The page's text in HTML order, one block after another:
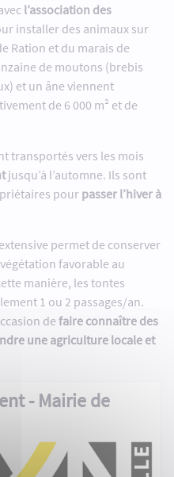
l’association des
installer des animaux sur
Ration et du marais de
de moutons (brebis
et un âne viennent
de 6 000 m² et de
transportés vers les mois
jusqu’à l’automne. Ils sont
pour passer l’hiver à
permet de conserver
favorable au
manière, les tontes
1 ou 2 passages/an.
de faire connaître des
une agriculture locale et
- Mairie de